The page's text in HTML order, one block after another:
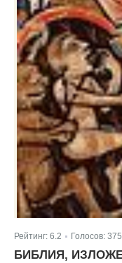
Рейтинг: 6.2 Голосов: 375
БИБЛИЯ,